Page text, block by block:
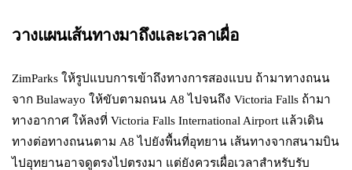
วางแผนเส้นทางมาถึงและเวลาเผื่อ
ZimParks ให้รูปแบบการเข้าถึงทางการสองแบบ ถ้ามาทางถนน
จาก Bulawayo ให้ขับตามถนน A8 ไปจนถึง Victoria Falls ถ้ามา
ทางอากาศ ให้ลงที่ Victoria Falls International Airport แล้วเดิน
ทางต่อทางถนนตาม A8 ไปยังพื้นที่อุทยาน เส้นทางจากสนามบิน
ไปอุทยานอาจดูตรงไปตรงมา แต่ยังควรเผื่อเวลาสำหรับรับ